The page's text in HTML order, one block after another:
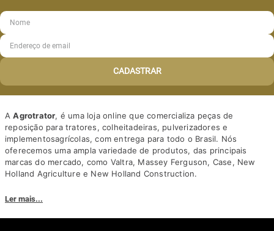
CADASTRAR
AAgrotrator, é uma loja online que comercializa peças de
reposição para tratores, colheitadeiras, pulverizadores e
implementosagrícolas, com entrega para todo o Brasil. Nós
oferecemos uma ampla variedade de produtos, das principais
marcas do mercado, como Valtra, Massey Ferguson, Case, New
Holland Agriculture e New Holland Construction.
competitivos. Nós também oferecemos um atendimento
personalizado, com equipe de profissionais altamente capacitados
Ler mais...